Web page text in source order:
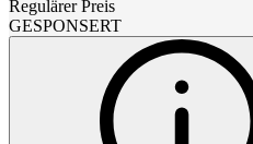
Regulärer Preis
GESPONSERT